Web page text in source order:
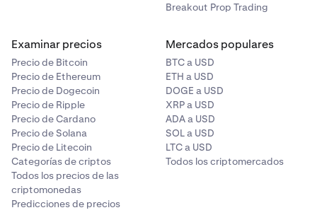
negativamente al funcionamiento o al valor de una
criptomoneda.
Riesgo de contraparte
: Si un exchange o plataforma
de criptomonedas entra en bancarrota o es víctima
de un ataque informático, es posible que no puedas
acceder a tus fondos.
Riesgos relacionados con los contratos
inteligentes: Es posible aprovecharse de las
vulnerabilidades o fallos de los contratos
inteligentes, lo que puede provocar la pérdida de
Breakout Prop Trading
Examinar precios
Precio de Bitcoin
Precio de Ethereum
Precio de Dogecoin
Precio de Ripple
Precio de Cardano
Precio de Solana
Precio de Litecoin
Categorías de criptos
Todos los precios de las
criptomonedas
Predicciones de precios
Mercados populares
BTC a USD
ETH a USD
DOGE a USD
XRP a USD
ADA a USD
SOL a USD
LTC a USD
Todos los criptomercados